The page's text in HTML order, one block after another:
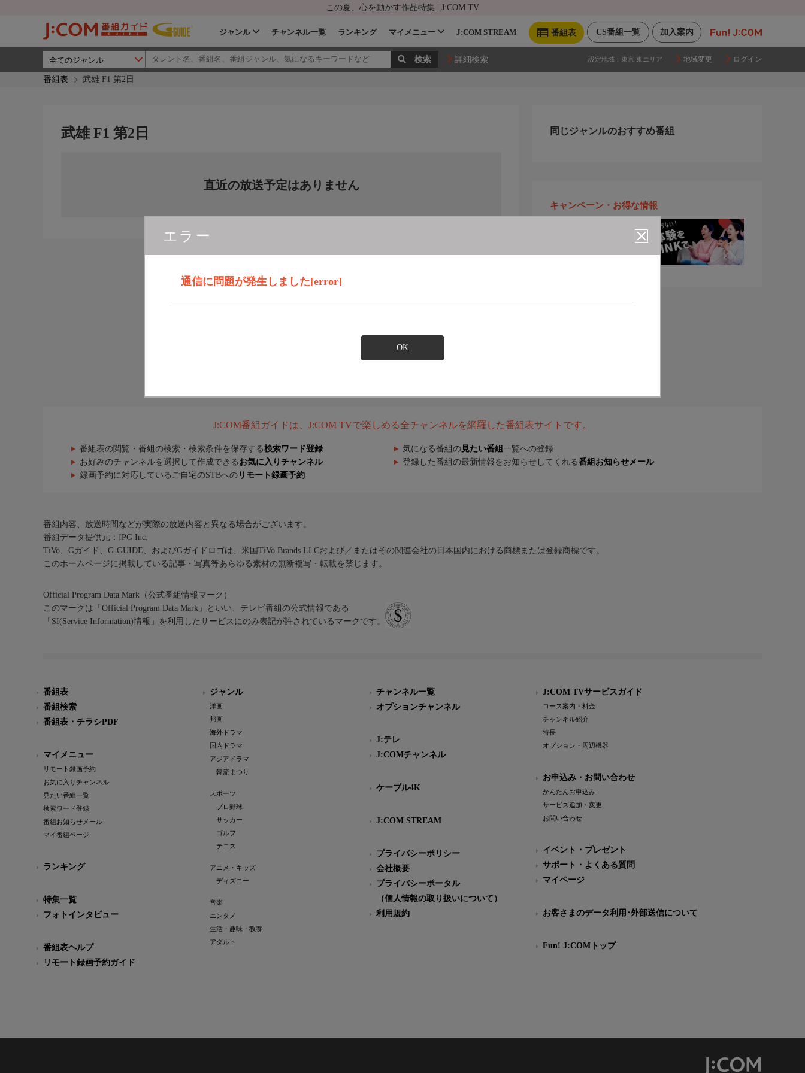
この夏、心を動かす作品特集 | J:COM TV
加入案内
CS番組一覧
番組表
ジャンル チャンネル一覧 ランキング マイメニュー J:COM STREAM
詳細検索 設定地域： 東京 東エリア 地域変更 ログイン
番組表 武雄 F1 第2日
エラー
通信に問題が発生しました[error]
OK
武雄 F1 第2日
直近の放送予定はありません
同じジャンルのおすすめ番組
キャンペーン・お得な情報
J:COM番組ガイドは、J:COM TVで楽しめる全チャンネルを網羅した番組表サイトです。
番組表の閲覧・番組の検索・検索条件を保存する検索ワード登録 気になる番組の 見たい番組 一覧への登録
お好みのチャンネルを選択して作成できる お気に入りチャンネル 登録した番組の最新情報をお知らせしてくれる番組お知らせメール
録画予約に対応しているご自宅のSTBへの リモート録画予約
番組内容、放送時間などが実際の放送内容と異なる場合がございます。
番組データ提供元：IPG Inc.
TiVo、Gガイド、G-GUIDE、およびGガイドロゴは、米国TiVo Brands LLCおよび／またはその関連会社の日本国内における商標または登録商標です。
このホームページに掲載している記事・写真等あらゆる素材の無断複写・転載を禁じます。
Official Program Data Mark（公式番組情報マーク）
このマークは「Official Program Data Mark」といい、テレビ番組の公式情報である
「SI(Service Information)情報」を利用したサービスにのみ表記が許されているマークです。
番組表
番組検索
番組表・チラシPDF
マイメニュー
リモート録画予約
お気に入りチャンネル
見たい番組一覧
検索ワード登録
番組お知らせメール
マイ番組ページ
ランキング
特集一覧
フォトインタビュー
番組表ヘルプ
リモート録画予約ガイド
ジャンル
洋画
邦画
海外ドラマ
国内ドラマ
アジアドラマ
韓流まつり
スポーツ
プロ野球
サッカー
ゴルフ
テニス
アニメ・キッズ
ディズニー
音楽
エンタメ
生活・趣味・教養
アダルト
チャンネル一覧
オプションチャンネル
J:テレ
J:COMチャンネル
ケーブル4K
J:COM STREAM
プライバシーポリシー
会社概要
プライバシーポータル
（個人情報の取り扱いについて）
利用規約
J:COM TVサービスガイド
コース案内・料金
チャンネル紹介
特長
オプション・周辺機器
お申込み・お問い合わせ
かんたんお申込み
サービス追加・変更
お問い合わせ
イベント・プレゼント
サポート・よくある質問
マイページ
お客さまのデータ利用･外部送信について
Fun! J:COMトップ